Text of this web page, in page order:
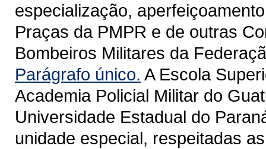
especialização,
Praças da PMPR e de outras
Bombeiros Militares da
Parágrafo único. A Escola
Academia Policial Militar do
Universidade Estadual do
unidade especial, respeitadas